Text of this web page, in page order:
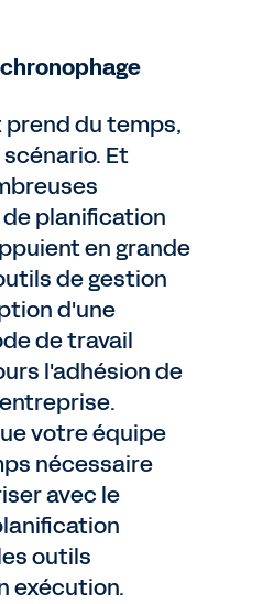
prend du temps,
Et
planification
en grande
de gestion
d'une
de travail
l'adhésion de
votre équipe
nécessaire
avec le
outils
exécution.